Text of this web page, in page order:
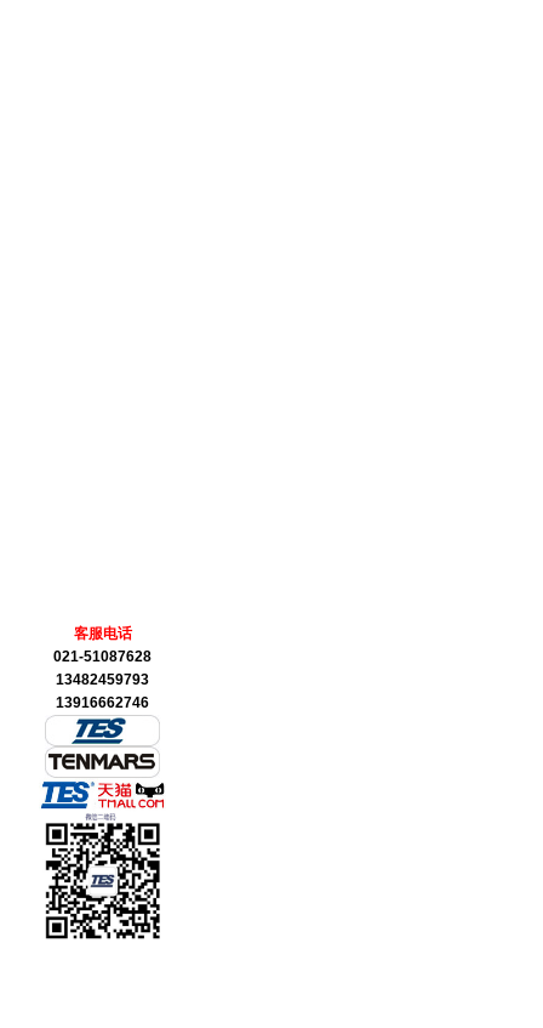
客服电话
021-51087628
13482459793
13916662746